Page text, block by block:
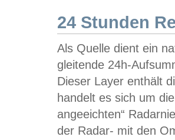
24 Stunden
Als Quelle dient ein
gleitende 24h-
Dieser Layer enthält
handelt es sich um
angeeichten“
der Radar- mit den